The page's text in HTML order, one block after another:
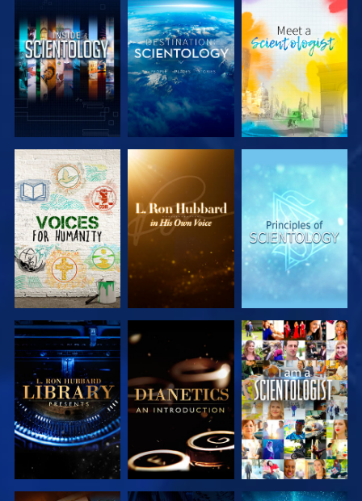
DÉCOUVRIR
LES SÉRIES
DÉCOUVRIR
LES SÉRIES
DÉCOUVRIR
LES SÉRIES
DÉCOUVRIR
LES SÉRIES
DÉCOUVRIR
LES SÉRIES
REGARDER